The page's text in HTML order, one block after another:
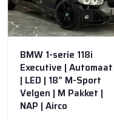
BMW 1-serie 118i
Executive | Automaat
| LED | 18” M-Sport
Velgen | M Pakket |
NAP | Airco